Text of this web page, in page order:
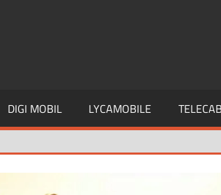
DIGI MOBIL LYCAMOBILE